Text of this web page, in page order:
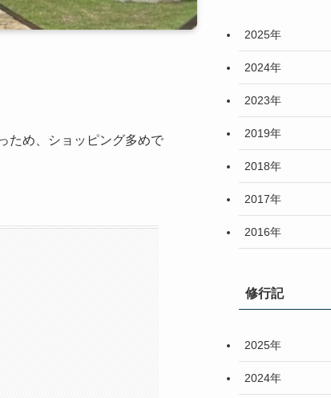
ため、ショッピング多めで
2025年
2024年
2023年
2019年
2018年
2017年
2016年
修行記
2025年
2024年